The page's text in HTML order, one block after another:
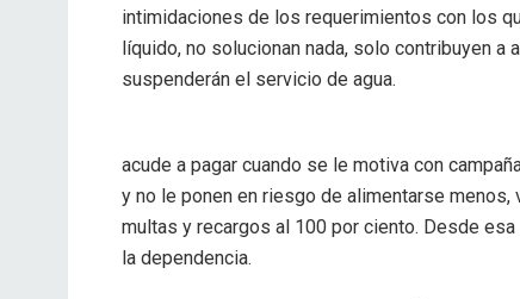
intimidaciones de los requerimientos con los
líquido, no solucionan nada, solo contribuyen
suspenderán el servicio de agua.
acude a pagar cuando se le motiva con
y no le ponen en riesgo de alimentarse
multas y recargos al 100 por ciento. Desde
la dependencia.